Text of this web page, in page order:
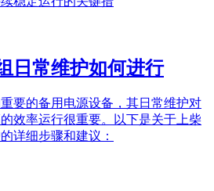
日常维护如何进行
要的备用电源设备，其日常维护对
效率运行很重要。以下是关于上柴
详细步骤和建议：